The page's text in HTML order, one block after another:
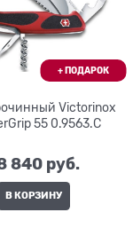
Victorinox
55 0.9563.C
840 руб.
В КОРЗИНУ